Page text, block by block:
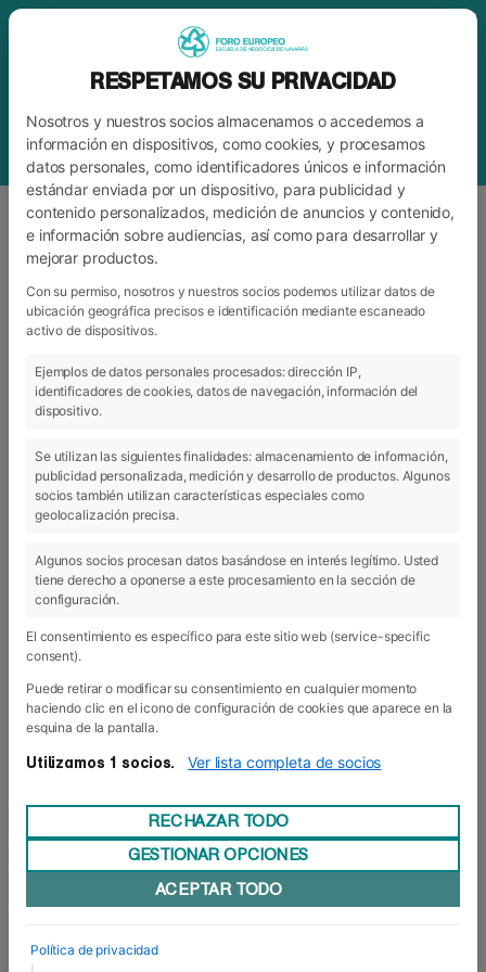
ETIQUETADAS-NANO
04 Feb 2020
Sempresa 2020: la empresa desde
empresarial. Si no, que se lo digan a las últimas
RESPETAMOS SU PRIVACIDAD
Nosotros y nuestros socios almacenamos o accedemos a
información en dispositivos, como cookies, y procesamos
datos personales, como identificadores únicos e información
estándar enviada por un dispositivo, para publicidad y
contenido personalizados, medición de anuncios y contenido,
e información sobre audiencias, así como para desarrollar y
mejorar productos.
Con su permiso, nosotros y nuestros socios podemos utilizar datos de
ubicación geográfica precisos e identificación mediante escaneado
activo de dispositivos.
Ejemplos de datos personales procesados: dirección IP,
identificadores de cookies, datos de navegación, información del
dispositivo.
Se utilizan las siguientes finalidades: almacenamiento de información,
publicidad personalizada, medición y desarrollo de productos. Algunos
socios también utilizan características especiales como
geolocalización precisa.
Algunos socios procesan datos basándose en interés legítimo. Usted
tiene derecho a oponerse a este procesamiento en la sección de
configuración.
El consentimiento es específico para este sitio web (service-specific
consent).
Puede retirar o modificar su consentimiento en cualquier momento
haciendo clic en el icono de configuración de cookies que aparece en la
esquina de la pantalla.
Utilizamos 1 socios. Ver lista completa de socios
RECHAZAR TODO
GESTIONAR OPCIONES
ACEPTAR TODO
Política de privacidad